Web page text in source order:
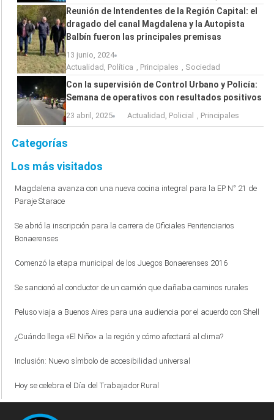
Reunión de Intendentes de la Región Capital: el
dragado del canal Magdalena y la Autopista
Balbín fueron las principales premisas
13 junio, 2024
Actualidad , Política , Principales , Sociedad
Con la supervisión de Control Urbano y Policía:
Semana de operativos con resultados positivos
23 abril, 2025 Actualidad , Policial , Principales
Categorías
Los más visitados
Magdalena avanza con una nueva cocina integral para la EP N° 21 de
Paraje Starace
Se abrió la inscripción para la carrera de Oficiales Penitenciarios
Bonaerenses
Comenzó la etapa municipal de los Juegos Bonaerenses 2016
Se sancionó al conductor de un camión que dañaba caminos rurales
Peluso viaja a Buenos Aires para una audiencia por el acuerdo con Shell
¿Cuándo llega «El Niño» a la región y cómo afectará al clima?
Inclusión: Nuevo símbolo de accesibilidad universal
Hoy se celebra el Día del Trabajador Rural